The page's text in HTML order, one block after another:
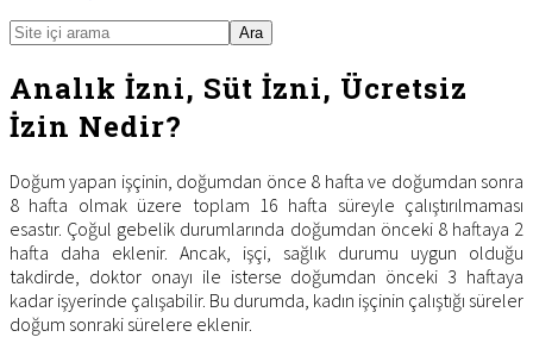
Mobile
Menu
Site
arama
Analık İzni, Süt İzni, Ücretsiz
İzin Nedir?
Doğum yapan işçinin, doğumdan önce 8 hafta ve doğumdan sonra
8 hafta olmak üzere toplam 16 hafta süreyle çalıştırılmaması
esastır. Çoğul gebelik durumlarında doğumdan önceki 8 haftaya 2
hafta daha eklenir. Ancak, işçi, sağlık durumu uygun olduğu
takdirde, doktor onayı ile isterse doğumdan önceki 3 haftaya
kadar işyerinde çalışabilir. Bu durumda, kadın işçinin çalıştığı süreler
doğum sonraki sürelere eklenir.